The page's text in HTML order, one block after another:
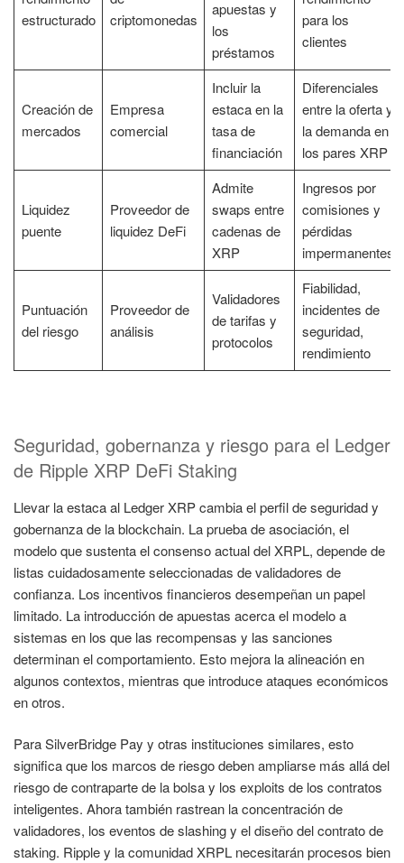
estructurado
criptomonedas
apuestas y
los
préstamos
para los
clientes
Creación de
mercados
Empresa
comercial
Incluir la
estaca en la
tasa de
financiación
Diferenciales
entre la oferta y
la demanda en
los pares XRP
Liquidez
puente
Proveedor de
liquidez DeFi
Admite
swaps entre
cadenas de
XRP
Ingresos por
comisiones y
pérdidas
impermanentes
Puntuación
del riesgo
Proveedor de
análisis
Validadores
de tarifas y
protocolos
Fiabilidad,
incidentes de
seguridad,
rendimiento
Seguridad, gobernanza y riesgo para el Ledger
de Ripple XRP DeFi Staking
Llevar la estaca al Ledger XRP cambia el perfil de seguridad y
gobernanza de la blockchain. La prueba de asociación, el
modelo que sustenta el consenso actual del XRPL, depende de
listas cuidadosamente seleccionadas de validadores de
confianza. Los incentivos financieros desempeñan un papel
limitado. La introducción de apuestas acerca el modelo a
sistemas en los que las recompensas y las sanciones
determinan el comportamiento. Esto mejora la alineación en
algunos contextos, mientras que introduce ataques económicos
en otros.
Para SilverBridge Pay y otras instituciones similares, esto
significa que los marcos de riesgo deben ampliarse más allá del
riesgo de contraparte de la bolsa y los exploits de los contratos
inteligentes. Ahora también rastrean la concentración de
validadores, los eventos de slashing y el diseño del contrato de
staking. Ripple y la comunidad XRPL necesitarán procesos bien